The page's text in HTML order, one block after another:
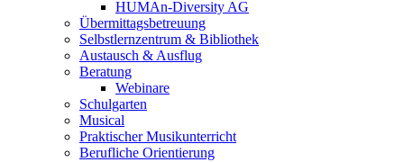
HUMAn-Diversity AG
Übermittagsbetreuung
Selbstlernzentrum & Bibliothek
Austausch & Ausflug
Beratung
Webinare
Schulgarten
Musical
Praktischer Musikunterricht
Berufliche Orientierung